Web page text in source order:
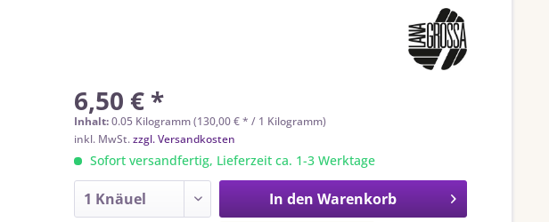
6,50 € *
Inhalt:0.05 Kilogramm (130,00 € * / 1 Kilogramm)
inkl. MwSt.zzgl. Versandkosten
Sofort versandfertig, Lieferzeit ca. 1-3 Werktage
In den Warenkorb